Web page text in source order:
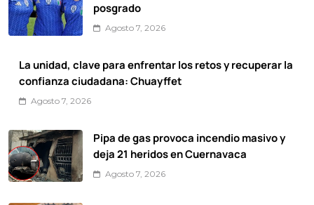
posgrado
Agosto 7, 2026
La unidad, clave para enfrentar los retos y recuperar la
confianza ciudadana: Chuayffet
Agosto 7, 2026
Pipa de gas provoca incendio masivo y
deja 21 heridos en Cuernavaca
Agosto 7, 2026